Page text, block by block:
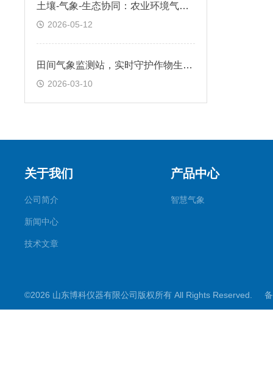
土壤-气象-生态协同：农业环境气象站，支持可持续农业实践
2026-05-12
田间气象监测站，实时守护作物生长环境
2026-03-10
关于我们
公司简介
新闻中心
技术文章
产品中心
智慧气象
©2026 山东博科仪器有限公司版权所有 All Rights Reserved.